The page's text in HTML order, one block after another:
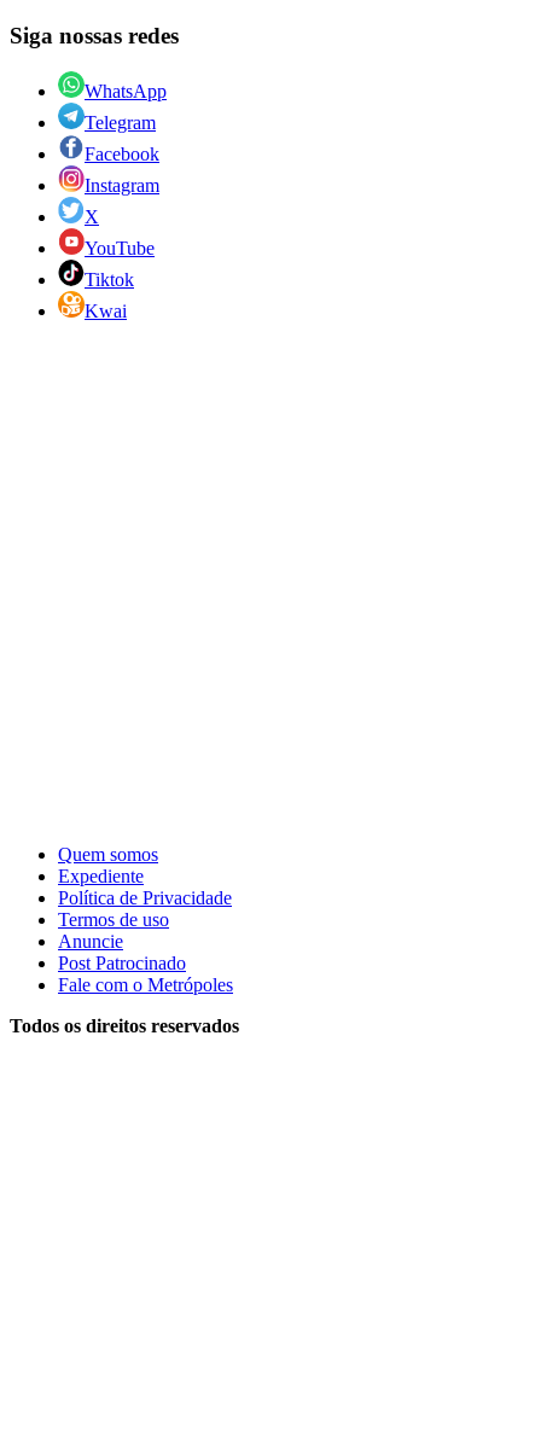
Siga nossas redes
WhatsApp
Telegram
Facebook
Instagram
X
YouTube
Tiktok
Kwai
Quem somos
Expediente
Política de Privacidade
Termos de uso
Anuncie
Post Patrocinado
Fale com o Metrópoles
Todos os direitos reservados